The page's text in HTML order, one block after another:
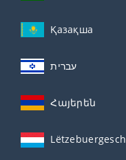
Қазақша
עברית
Հայերեն
Lëtzebuergesch